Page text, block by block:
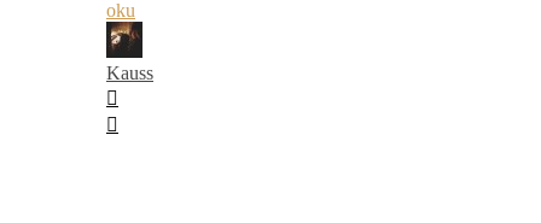
oku
Kauss